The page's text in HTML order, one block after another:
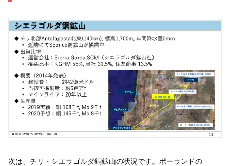
次は、チリ・シエラゴルダ銅鉱山の状況です。ポーランドの